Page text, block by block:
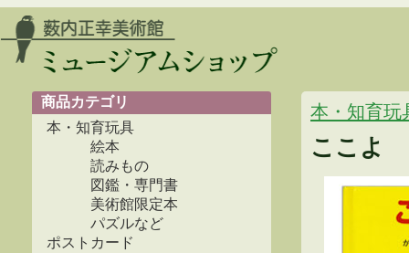
商品カテゴリ
本・知育玩具
絵本
読みもの
図鑑・専門書
美術館限定本
パズルなど
ポストカード
本・知育玩
ここよ